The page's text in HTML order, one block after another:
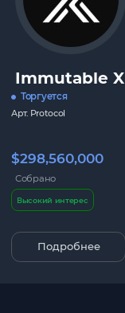
Immutable X
Торгуется
Арт. Protocol
$298,560,000
Собрано
Высокий интерес
Подробнее